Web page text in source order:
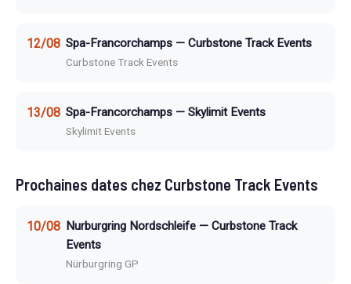
12/08 Spa-Francorchamps — Curbstone Track Events
Curbstone Track Events
13/08 Spa-Francorchamps — Skylimit Events
Skylimit Events
Prochaines dates chez Curbstone Track Events
10/08 Nurburgring Nordschleife — Curbstone Track
Events
Nürburgring GP